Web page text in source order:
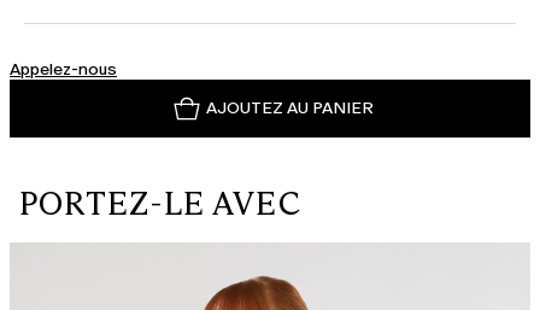
Appelez-nous
AJOUTEZ AU PANIER
PORTEZ-LE AVEC